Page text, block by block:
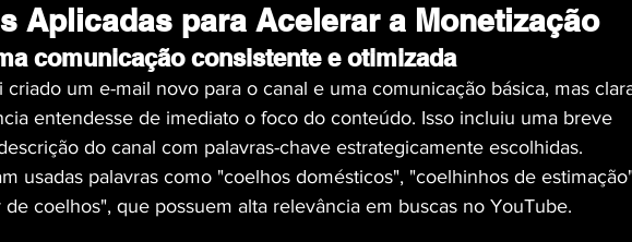
Aplicadas para Acelerar a Monetização
comunicação consistente e otimizada
um e-mail novo para o canal e uma comunicação básica, mas
entendesse de imediato o foco do conteúdo. Isso incluiu uma breve
do canal com palavras-chave estrategicamente escolhidas.
usadas palavras como "coelhos domésticos", "coelhinhos de
de coelhos", que possuem alta relevância em buscas no YouTube.